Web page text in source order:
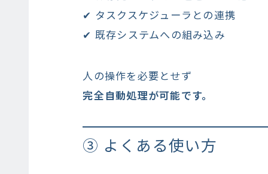
✔ タスクスケジューラとの連携
✔ 既存システムへの組み込み
人の操作を必要とせず
完全自動処理が可能です。
③ よくある使い方